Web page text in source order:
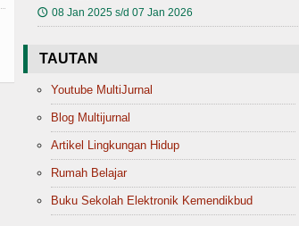
🕔 08 Jan 2025 s/d 07 Jan 2026
TAUTAN
Youtube MultiJurnal
Blog Multijurnal
Artikel Lingkungan Hidup
Rumah Belajar
Buku Sekolah Elektronik Kemendikbud